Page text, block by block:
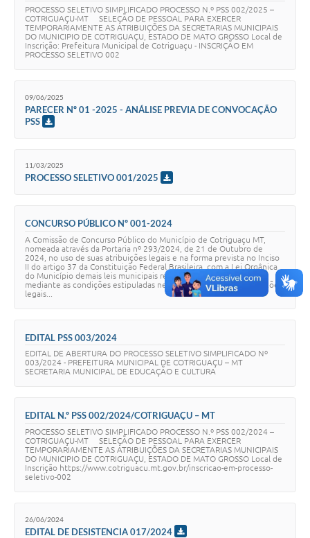
PROCESSO SELETIVO SIMPLIFICADO PROCESSO N.º PSS 002/2025 –
COTRIGUAÇU-MT SELEÇÃO DE PESSOAL PARA EXERCER
TEMPORARIAMENTE AS ATRIBUIÇÕES DA SECRETARIAS MUNICIPAIS
DO MUNICIPIO DE COTRIGUAÇU, ESTADO DE MATO GROSSO Local de
Inscrição: Prefeitura Municipal de Cotriguaçu - INSCRIÇÃO EM
PROCESSO SELETIVO 002
09/06/2025
PARECER Nº 01 -2025 - ANÁLISE PREVIA DE CONVOCAÇÃO
PSS
11/03/2025
PROCESSO SELETIVO 001/2025
CONCURSO PÚBLICO Nº 001-2024
A Comissão de Concurso Público do Município de Cotriguaçu MT,
nomeada através da Portaria nº 293/2024, de 21 de Outubro de
2024, no uso de suas atribuições legais e na forma prevista no Inciso
II do artigo 37 da Constituição Federal Brasileira, com a Lei Orgânica
do Município demais leis municipais referentes ao assunto e
mediante as condições estipuladas neste Edital e demais disposições
legais...
EDITAL PSS 003/2024
EDITAL DE ABERTURA DO PROCESSO SELETIVO SIMPLIFICADO Nº
003/2024 - PREFEITURA MUNICIPAL DE COTRIGUAÇU – MT
SECRETARIA MUNICIPAL DE EDUCAÇÃO E CULTURA
EDITAL N.º PSS 002/2024/COTRIGUAÇU – MT
PROCESSO SELETIVO SIMPLIFICADO PROCESSO N.º PSS 002/2024 –
COTRIGUAÇU-MT SELEÇÃO DE PESSOAL PARA EXERCER
TEMPORARIAMENTE AS ATRIBUIÇÕES DA SECRETARIAS MUNICIPAIS
DO MUNICIPIO DE COTRIGUAÇU, ESTADO DE MATO GROSSO Local de
Inscrição https://www.cotriguacu.mt.gov.br/inscricao-em-processo-
seletivo-002
26/06/2024
EDITAL DE DESISTENCIA 017/2024